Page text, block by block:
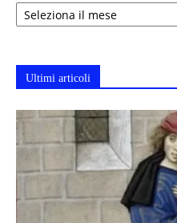
Ultimi articoli